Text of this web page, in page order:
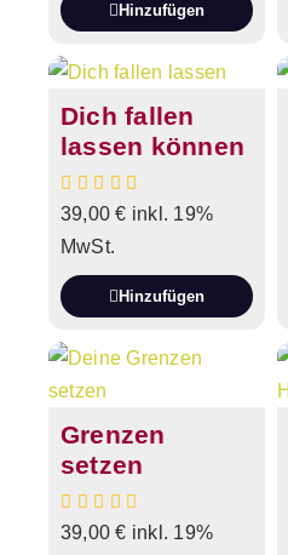
Hinzufügen
Dich fallen
lassen können
39,00€ inkl. 19%
MwSt.
Hinzufügen
Grenzen
setzen
39,00€ inkl. 19%